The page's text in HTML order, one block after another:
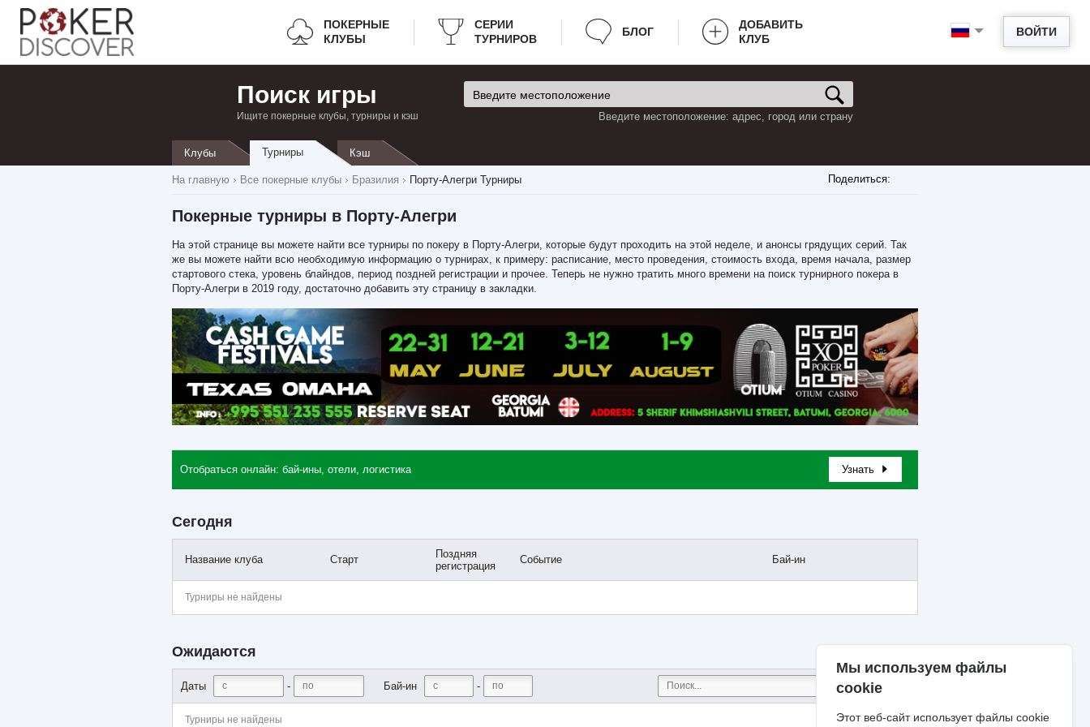
ВОЙТИ
ПОКЕРНЫЕ
КЛУБЫ
СЕРИИ
ТУРНИРОВ
БЛОГ
ДОБАВИТЬ
КЛУБ
Поиск игры
Ищите покерные клубы, турниры и кэш Введите местоположение: адрес, город или страну
Клубы Турниры Кэш
Поделиться:
На главную Все покерные клубы Бразилия Порту-Алегри Турниры
Покерные турниры в Порту-Алегри
На этой странице вы можете найти все турниры по покеру в Порту-Алегри, которые будут проходить на этой неделе, и анонсы грядущих серий. Так
же вы можете найти всю необходимую информацию о турнирах, к примеру: расписание, место проведения, стоимость входа, время начала, размер
стартового стека, уровень блайндов, период поздней регистрации и прочее. Теперь не нужно тратить много времени на поиск турнирного покера в
Порту-Алегри в 2019 году, достаточно добавить эту страницу в закладки.
Отобраться онлайн: бай-ины, отели, логистика Узнать
Сегодня
Название клуба Старт
Поздняя
регистрация
Событие Бай-ин
Турниры не найдены
Ожидаются
Даты - Бай-ин -
Турниры не найдены
Мы используем файлы
cookie
Этот веб-сайт использует файлы cookie